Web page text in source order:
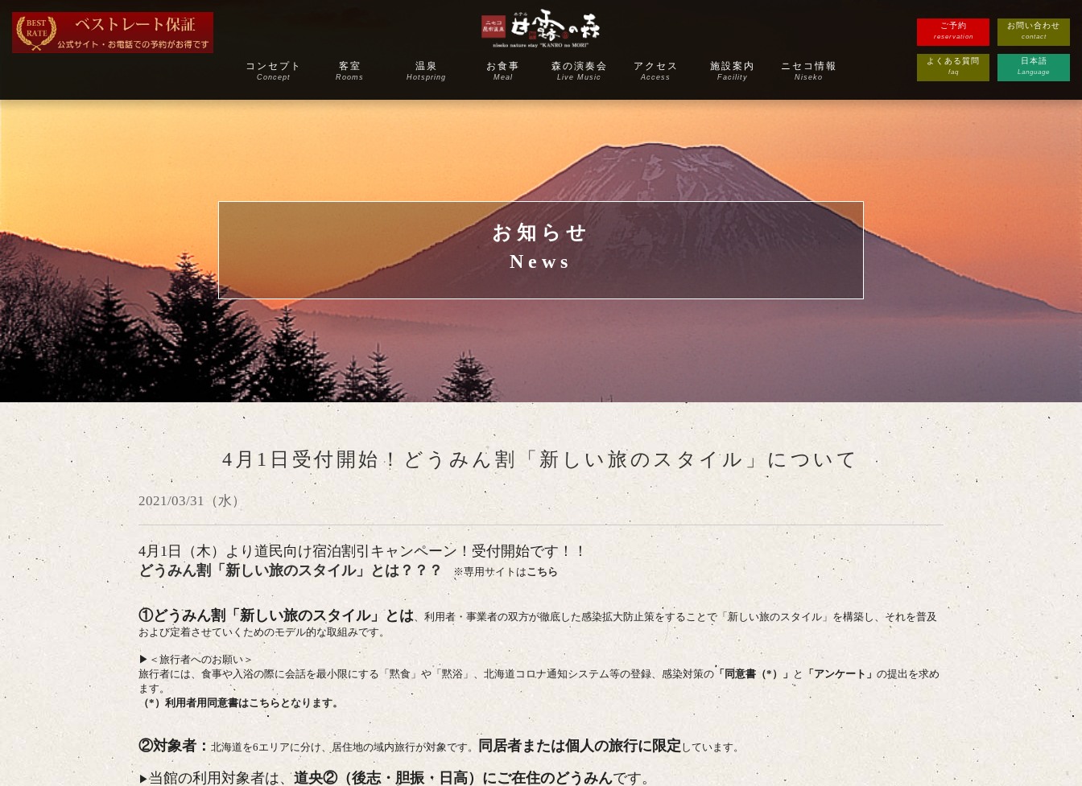
コンセプト
Concept
客室
Rooms
温泉
Hotspring
お食事
Meal
森の演奏会
Live Music
アクセス
Access
施設案内
Facility
ニセコ情報
Niseko
ご予約
reservation
お問い合わせ
contact
よくある質問
faq
日本語
Language
お知らせ
News
4月1日受付開始！どうみん割「新しい旅のスタイル」について
2021/03/31（水）
4月1日（木）より道民向け宿泊割引キャンペーン！受付開始です！！
どうみん割「新しい旅のスタイル」とは？？？
※専用サイトはこちら
①どうみん割「新しい旅のスタイル」とは 、利用者・事業者の双方が徹底した感染拡大防止策をすることで「新しい旅のスタイル」を構築し、 それを普及
および定着させていくためのモデル的な取組みです。
▶＜旅行者へのお願い＞
旅行者には、食事や入浴の際に会話を最小限にする「黙食」や「黙浴」、北海道コロナ通知システム等の登録、 感染対策の 「同意書（*） 」 と 「アンケート 」 の提出を求め
ます。
（*） 利用者用同意書はこちらとなります。
②対象者： 北海道を6エリアに分け、居住地の域内旅行が対象です。 同居者または個人の旅行に限定 しています。
▶当館の利用対象者は、道央②（後志・胆振・日高）にご在住のどうみんです。